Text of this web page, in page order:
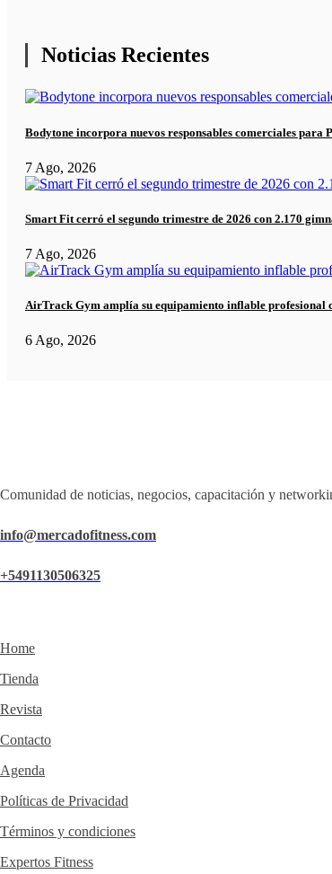
Noticias Recientes
Bodytone incorpora nuevos responsables comerciales para
7 Ago, 2026
Smart Fit cerró el segundo trimestre de 2026 con 2.170
7 Ago, 2026
AirTrack Gym amplía su equipamiento inflable profesional
6 Ago, 2026
Comunidad de noticias, negocios, capacitación y
info@mercadofitness.com
+5491130506325
Home
Tienda
Revista
Contacto
Agenda
Políticas de Privacidad
Términos y condiciones
Expertos Fitness